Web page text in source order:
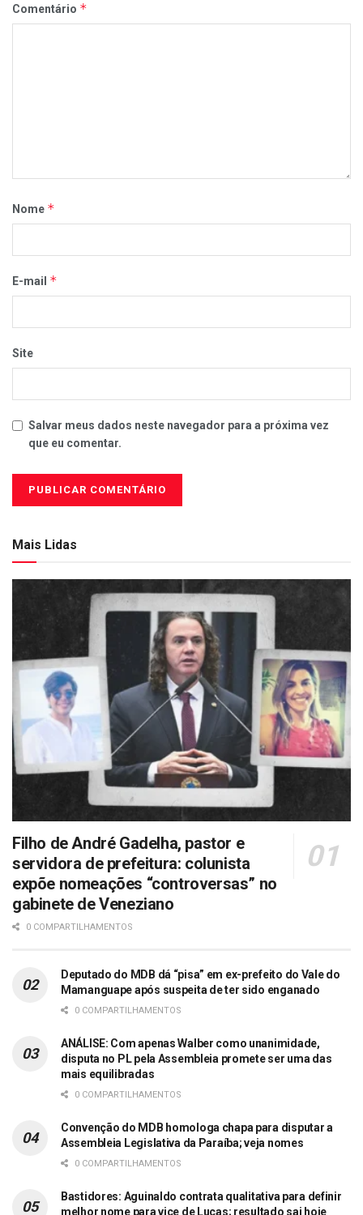
Comentário *
Nome *
E-mail *
Site
Salvar meus dados neste navegador para a próxima vez
que eu comentar.
Mais Lidas
Filho de André Gadelha, pastor e
servidora de prefeitura: colunista
expõe nomeações “controversas” no
gabinete de Veneziano
0 COMPARTILHAMENTOS
Deputado do MDB dá “pisa” em ex-prefeito do Vale do
Mamanguape após suspeita de ter sido enganado
0 COMPARTILHAMENTOS
ANÁLISE: Com apenas Walber como unanimidade,
disputa no PL pela Assembleia promete ser uma das
mais equilibradas
0 COMPARTILHAMENTOS
Convenção do MDB homologa chapa para disputar a
Assembleia Legislativa da Paraíba; veja nomes
0 COMPARTILHAMENTOS
Bastidores: Aguinaldo contrata qualitativa para definir
melhor nome para vice de Lucas; resultado sai hoje